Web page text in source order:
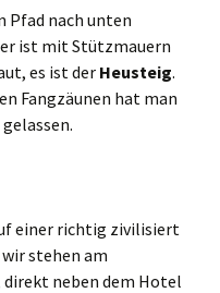
Pfad nach unten
ist mit Stützmauern
es ist der Heusteig.
Fangzäunen hat man
einer richtig zivilisiert
stehen am
neben dem Hotel